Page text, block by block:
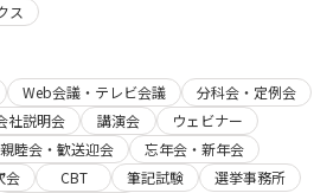
ス
Web会議・テレビ会議
分科会・定例会
社説明会 講演会
ウェビナー
親睦会・歓送迎会
忘年会・新年会
会
CBT 筆記試験
選挙事務所